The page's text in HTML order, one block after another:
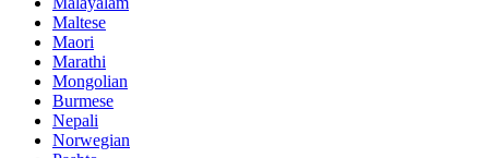
Maltese
Maori
Marathi
Mongolian
Burmese
Nepali
Norwegian